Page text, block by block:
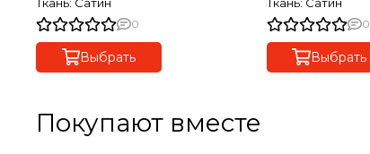
0
Выбрать
0
Выбрать
Покупают вместе